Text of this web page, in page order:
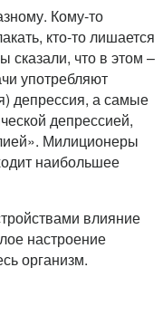
Кому-то
кто-то лишается
сказали, что в этом –
употребляют
депрессия, а самые
депрессией,
Милиционеры
наибольшее
влияние
настроение
организм.